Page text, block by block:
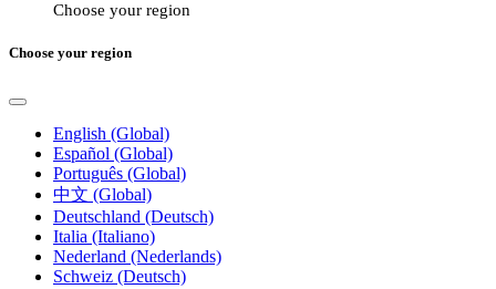
Choose your region
Choose your region
English (Global)
Español (Global)
Português (Global)
中文 (Global)
Deutschland (Deutsch)
Italia (Italiano)
Nederland (Nederlands)
Schweiz (Deutsch)